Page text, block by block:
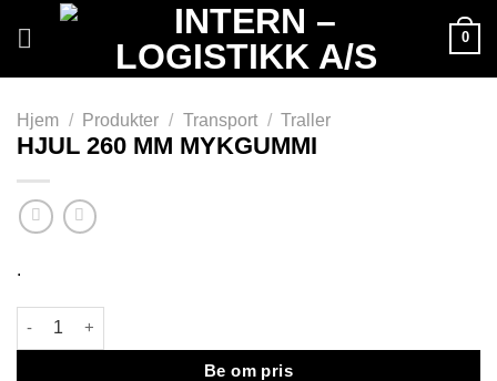
0
Hjem / Produkter / Transport / Traller
HJUL 260 MM MYKGUMMI
.
HJUL 260 MM MYKGUMMI antall
Be om pris